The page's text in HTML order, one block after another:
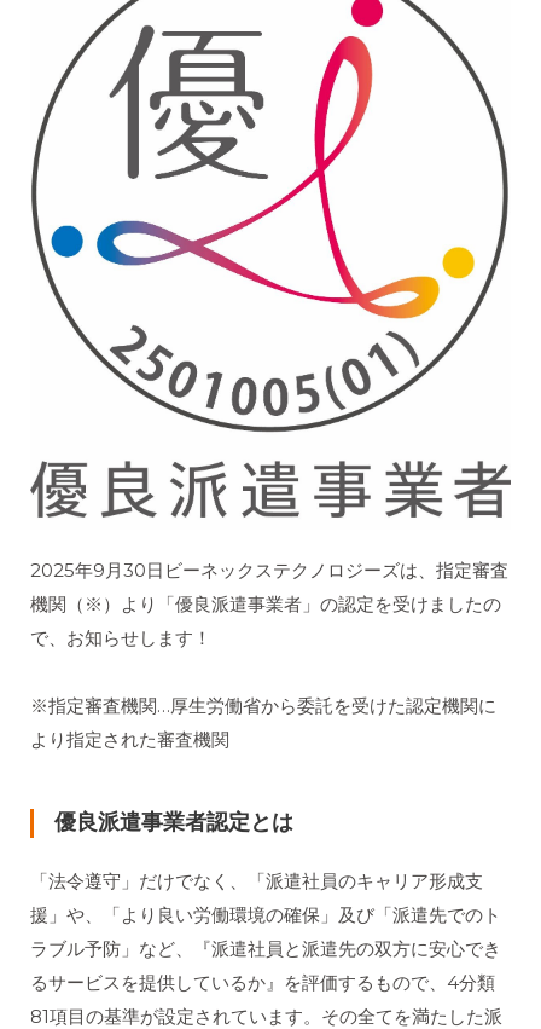
2025年9月30日ビーネックステクノロジーズは、指定審査
機関（※）より「優良派遣事業者」の認定を受けましたの
で、お知らせします！
※指定審査機関…厚生労働省から委託を受けた認定機関に
より指定された審査機関
優良派遣事業者認定とは
「法令遵守」だけでなく、「派遣社員のキャリア形成支
援」や、「より良い労働環境の確保」及び「派遣先でのト
ラブル予防」など、『派遣社員と派遣先の双方に安心でき
るサービスを提供しているか』を評価するもので、4分類
81項目の基準が設定されています。その全てを満たした派